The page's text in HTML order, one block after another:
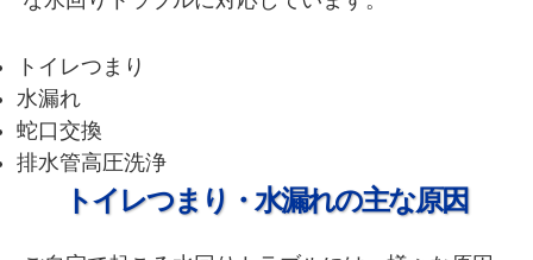
トイレつまり
水漏れ
蛇口交換
排水管高圧洗浄
トイレつまり・水漏れの主な原因